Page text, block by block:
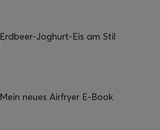
Erdbeer-Joghurt-Eis am Stil
Mein neues Airfryer E-Book